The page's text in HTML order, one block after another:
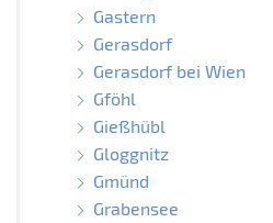
Gastern
Gerasdorf
Gerasdorf bei Wien
Gföhl
Gießhübl
Gloggnitz
Gmünd
Grabensee